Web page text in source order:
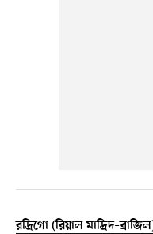
রদ্রিগো (রিয়াল